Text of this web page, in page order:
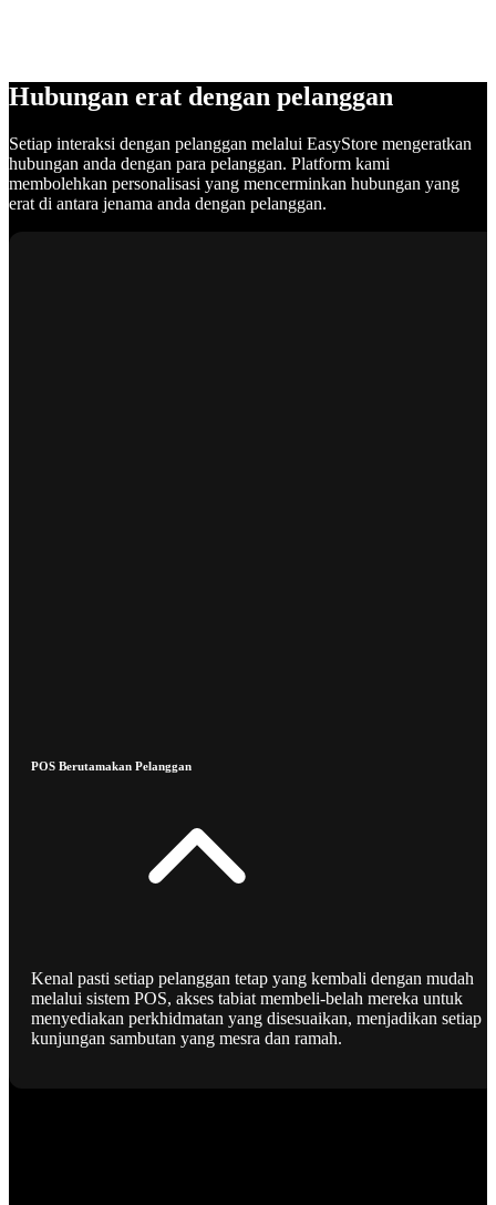
Hubungan erat dengan pelanggan
Setiap interaksi dengan pelanggan melalui EasyStore mengeratkan
hubungan anda dengan para pelanggan. Platform kami
membolehkan personalisasi yang mencerminkan hubungan yang
erat di antara jenama anda dengan pelanggan.
POS Berutamakan Pelanggan
Kenal pasti setiap pelanggan tetap yang kembali dengan mudah
melalui sistem POS, akses tabiat membeli-belah mereka untuk
menyediakan perkhidmatan yang disesuaikan, menjadikan setiap
kunjungan sambutan yang mesra dan ramah.